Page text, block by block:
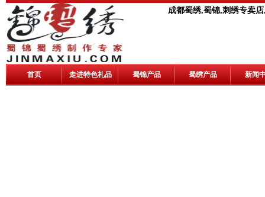
成都蜀绣,蜀锦,刺绣专卖
首页 走进特色礼品 蜀锦产品 蜀绣产品 新闻